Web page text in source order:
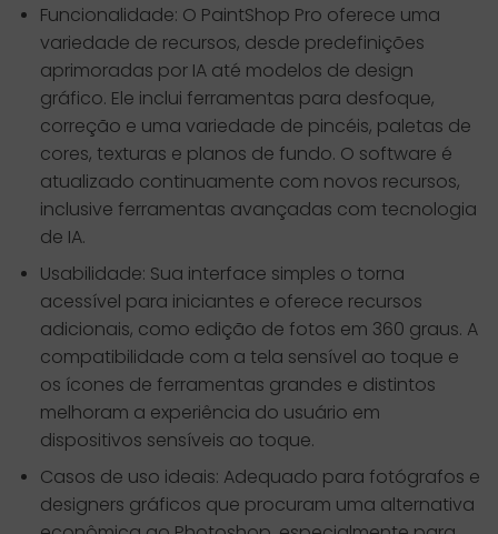
Funcionalidade: O PaintShop Pro oferece uma
variedade de recursos, desde predefinições
aprimoradas por IA até modelos de design
gráfico. Ele inclui ferramentas para desfoque,
correção e uma variedade de pincéis, paletas de
cores, texturas e planos de fundo. O software é
atualizado continuamente com novos recursos,
inclusive ferramentas avançadas com tecnologia
de IA.
Usabilidade: Sua interface simples o torna
acessível para iniciantes e oferece recursos
adicionais, como edição de fotos em 360 graus. A
compatibilidade com a tela sensível ao toque e
os ícones de ferramentas grandes e distintos
melhoram a experiência do usuário em
dispositivos sensíveis ao toque.
Casos de uso ideais: Adequado para fotógrafos e
designers gráficos que procuram uma alternativa